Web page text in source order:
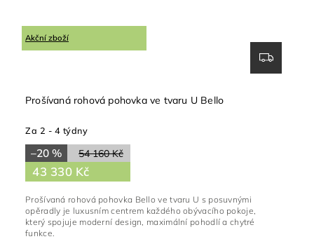
Akční zboží
Prošívaná rohová pohovka ve tvaru U Bello
Za 2 - 4 týdny
54 160 Kč
–20 %
43 330 Kč
Prošívaná rohová pohovka Bello ve tvaru U s posuvnými
opěradly je luxusním centrem každého obývacího pokoje,
který spojuje moderní design, maximální pohodlí a chytré
funkce.